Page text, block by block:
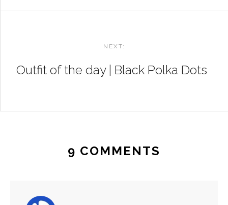
NEXT:
Outfit of the day | Black Polka Dots
9 COMMENTS